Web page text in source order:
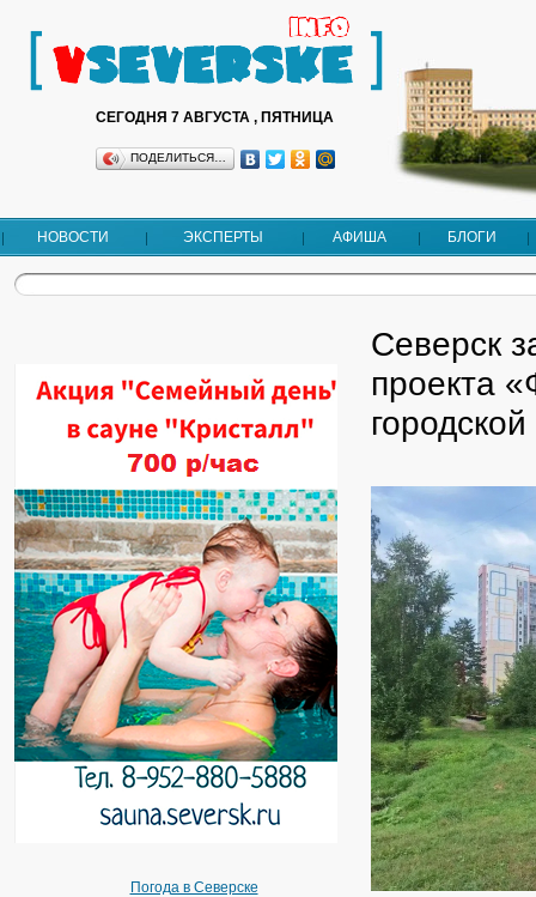
СЕГОДНЯ 7 АВГУСТА , ПЯТНИЦА
ПОДЕЛИТЬСЯ…
НОВОСТИ ЭКСПЕРТЫ АФИША БЛОГИ
Погода в Северске
Северск
проекта